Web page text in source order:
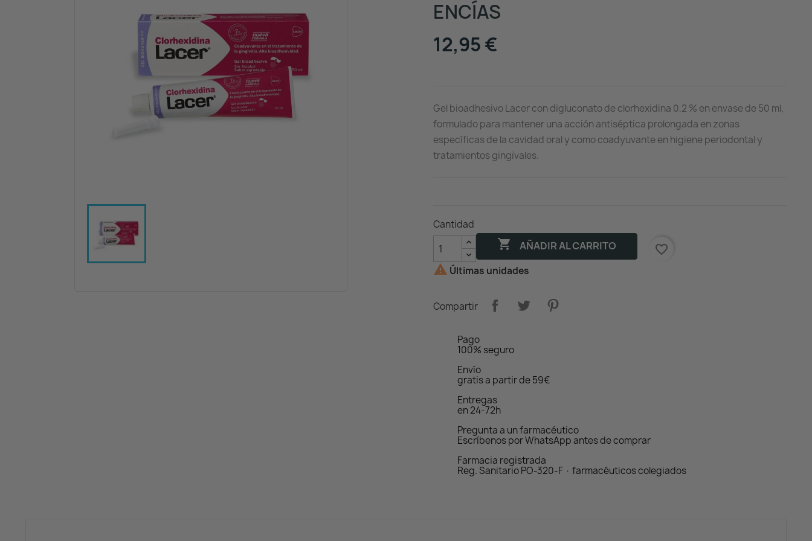
ENCÍAS
12,95 €
Gel bioadhesivo Lacer con digluconato de clorhexidina 0,2 % en envase de 50 ml,
formulado para mantener una acción antiséptica prolongada en zonas
específicas de la cavidad oral y como coadyuvante en higiene periodontal y
tratamientos gingivales.
Cantidad
 AÑADIR AL CARRITO
favorite_border
 Últimas unidades
Compartir
Pago
100% seguro
Envío
gratis a partir de 59€
Entregas
en 24-72h
Pregunta a un farmacéutico
Escríbenos por WhatsApp antes de comprar
Farmacia registrada
Reg. Sanitario PO-320-F · farmacéuticos colegiados